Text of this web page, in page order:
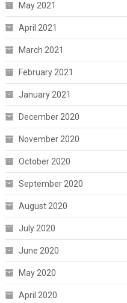
May 2021
April 2021
March 2021
February 2021
January 2021
December 2020
November 2020
October 2020
September 2020
August 2020
July 2020
June 2020
May 2020
April 2020